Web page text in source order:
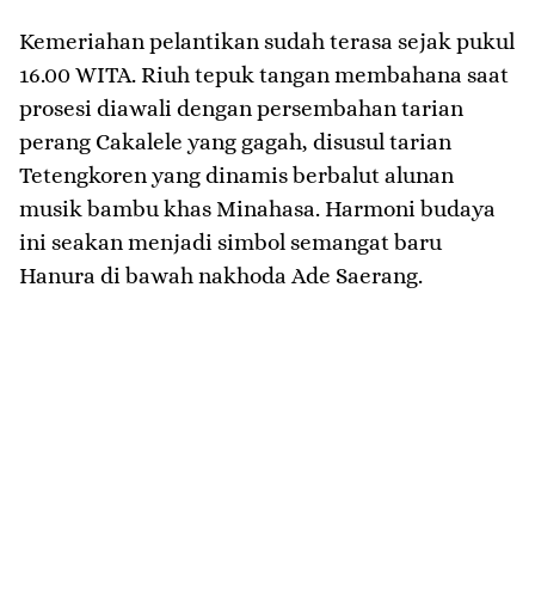
​Kemeriahan pelantikan sudah terasa sejak pukul
16.00 WITA. Riuh tepuk tangan membahana saat
prosesi diawali dengan persembahan tarian
perang Cakalele yang gagah, disusul tarian
Tetengkoren yang dinamis berbalut alunan
musik bambu khas Minahasa. Harmoni budaya
ini seakan menjadi simbol semangat baru
Hanura di bawah nakhoda Ade Saerang.